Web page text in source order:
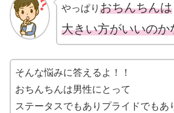
やっぱり おちんちんは
大きい方がいいのか
そんな悩みに答えるよ！！
おちんちんは男性にとって
ステータスでもありプライドでもあ